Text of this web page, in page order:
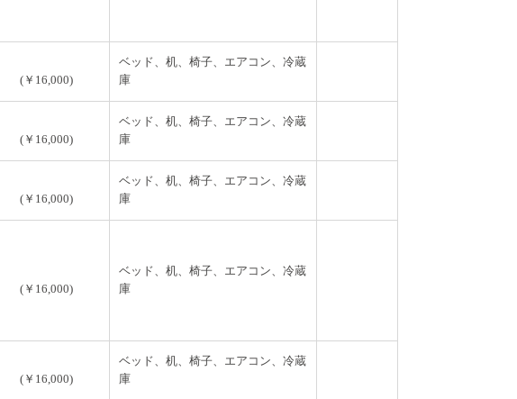
(￥16,000)
ベッド、机、椅子、エアコン、冷蔵
庫
(￥16,000)
ベッド、机、椅子、エアコン、冷蔵
庫
(￥16,000)
ベッド、机、椅子、エアコン、冷蔵
庫
(￥16,000)
ベッド、机、椅子、エアコン、冷蔵
庫
(￥16,000)
ベッド、机、椅子、エアコン、冷蔵
庫